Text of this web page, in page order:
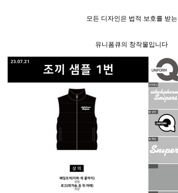
모든 디자인은 법적 보호를 받는
유니폼큐의 창작물입니다